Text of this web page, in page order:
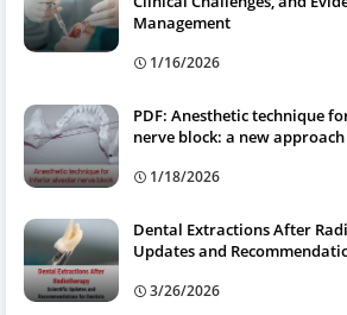
Management
1/16/2026
PDF: Anesthetic technique
nerve block: a new approach
1/18/2026
Dental Extractions After
Updates and
3/26/2026